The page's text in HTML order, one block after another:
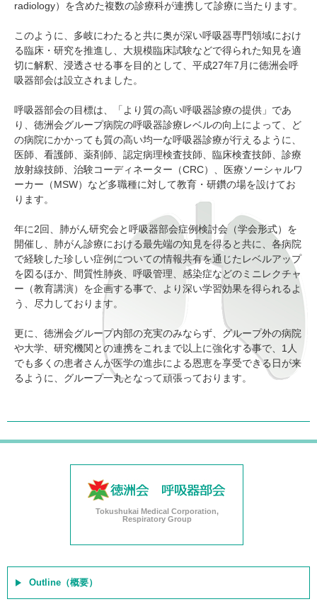
radiology）を含めた複数の診療科が連携して診療に当たります。
このように、多岐にわたると共に奥が深い呼吸器専門領域におけ
る臨床・研究を推進し、大規模臨床試験などで得られた知見を適
切に解釈、浸透させる事を目的として、平成27年7月に徳洲会呼
吸器部会は設立されました。
呼吸器部会の目標は、「より質の高い呼吸器診療の提供」であ
り、徳洲会グループ病院の呼吸器診療レベルの向上によって、ど
の病院にかかっても質の高い均一な呼吸器診療が行えるように、
医師、看護師、薬剤師、認定病理検査技師、臨床検査技師、診療
放射線技師、治験コーディネーター（CRC）、医療ソーシャルワ
ーカー（MSW）など多職種に対して教育・研鑽の場を設けてお
ります。
年に2回、肺がん研究会と呼吸器部会症例検討会（学会形式）を
開催し、肺がん診療における最先端の知見を得ると共に、各病院
で経験した珍しい症例についての情報共有を通じたレベルアップ
を図るほか、間質性肺炎、呼吸管理、感染症などのミニレクチャ
ー（教育講演）を企画する事で、より深い学習効果を得られるよ
う、尽力しております。
更に、徳洲会グループ内部の充実のみならず、グループ外の病院
や大学、研究機関との連携をこれまで以上に強化する事で、1人
でも多くの患者さんが医学の進歩による恩恵を享受できる日が来
るように、グループ一丸となって頑張っております。
Tokushukai Medical Corporation,
Respiratory Group
Outline（概要）